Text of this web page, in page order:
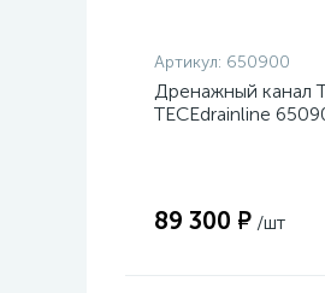
Артикул: 650900
Дренажный канал
TECEdrainline
89 300 ₽ /шт